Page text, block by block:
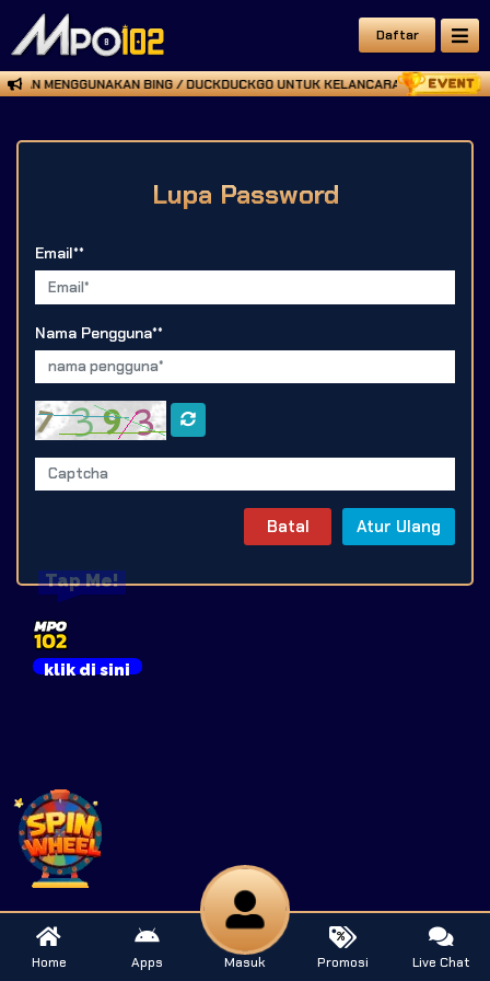
Daftar
MENGGUNAKAN BING / DUCKDUCKGO UNTUK KELANCARAN
Lupa Password
Email**
Nama Pengguna**
Batal Atur Ulang
Home Apps Masuk Promosi Live Chat
Tap Me!
klik di sini